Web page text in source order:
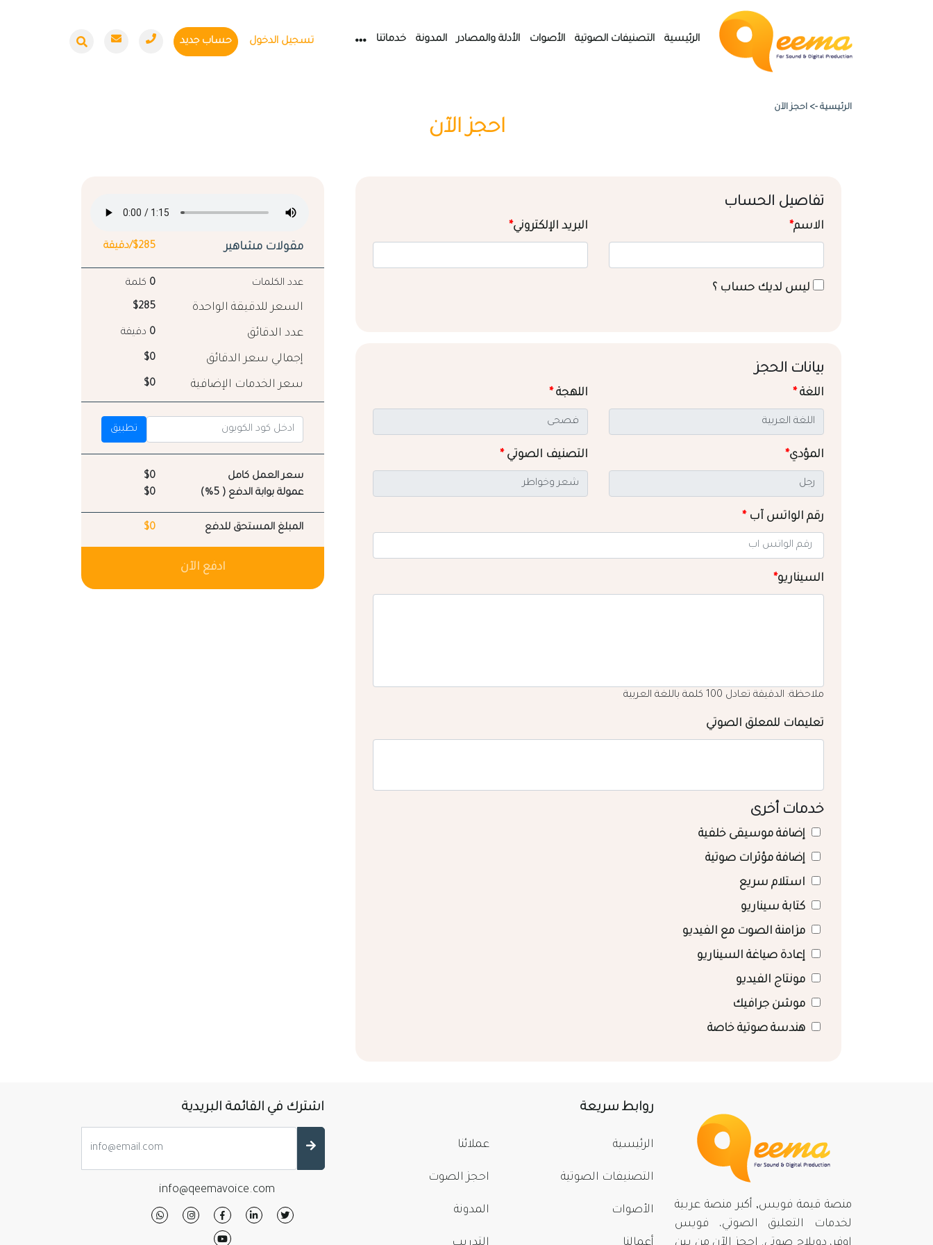
الرئيسية التصنيفات الصوتية الأصوات الأدلة والمصادر المدونة خدماتنا تسجيل الدخول حساب جديد
الرئيسية -> احجز الآن
احجز الآن
تفاصيل الحساب
الاسم* البريد الإلكتروني*
ليس لديك حساب ؟
بيانات الحجز
اللغة* اللهجة*
المؤدي* التصنيف الصوتي*
رقم الواتس آب*
السيناريو*
ملاحظة: الدقيقة تعادل 100 كلمة باللغة العربية
تعليمات للمعلق الصوتي
خدمات أخرى
إضافة موسيقى خلفية
إضافة مؤثرات صوتية
استلام سريع
كتابة سيناريو
مزامنة الصوت مع الفيديو
إعادة صياغة السيناريو
مونتاج الفيديو
موشن جرافيك
هندسة صوتية خاصة
مقولات مشاهير $285/دقيقة
عدد الكلمات 0 كلمة
السعر للدقيقة الواحدة $285
عدد الدقائق 0 دقيقة
إجمالي سعر الدقائق $0
سعر الخدمات الإضافية $0
تطبيق
سعر العمل كامل
$0
عمولة بوابة الدفع ( 5%)
$0
المبلغ المستحق للدفع $0
ادفع الآن
منصة قيمة فويس, أكبر منصة عربية
لخدمات التعليق الصوتي، فويس
روابط سريعة
الرئيسية
التصنيفات الصوتية
الأصوات
عملائنا
احجز الصوت
المدونة
اشترك في القائمة البريدية
info@qeemavoice.com